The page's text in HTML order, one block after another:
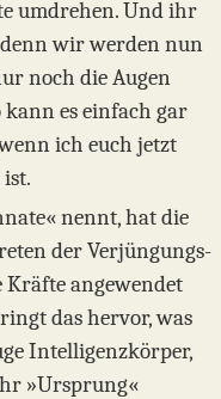
umdrehen. Und ihr
wir werden nun
noch die Augen
es einfach gar
ich euch jetzt
nennt, hat die
der Verjüngungs-
angewendet
das hervor, was
Intelligenzkörper,
»Ursprung«